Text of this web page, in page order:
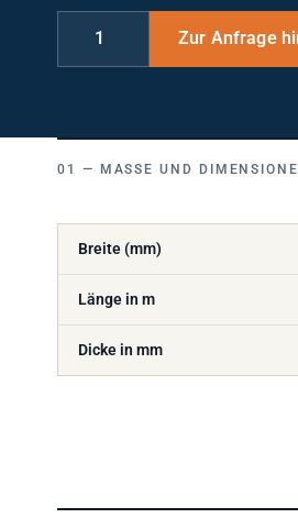
MASSE UND DIMENSIONEN
Breite (mm)
Länge in m
Dicke in mm